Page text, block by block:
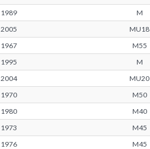
1989 M
2005 MU18
1967 M55
1995 M
2004 MU20
1970 M50
1980 M40
1973 M45
1976 M45